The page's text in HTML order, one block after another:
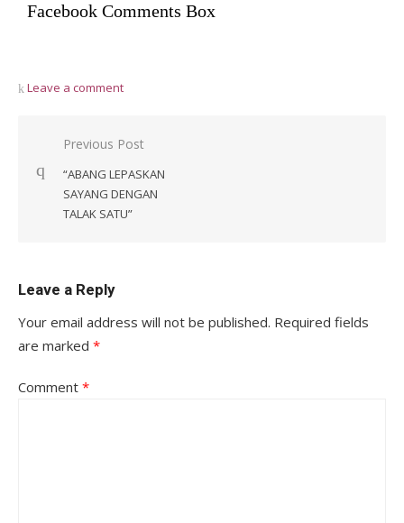
Facebook Comments Box
Leave a comment
Post
navigation
Previous Post
“ABANG LEPASKAN
SAYANG DENGAN
TALAK SATU”
Leave a Reply
Your email address will not be published. Required fields
are marked *
Comment *